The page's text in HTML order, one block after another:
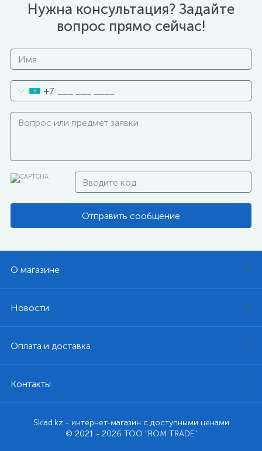
Нужна консультация? Задайте
вопрос прямо сейчас!
+7
Отправить сообщение
О магазине
Новости
Оплата и доставка
Контакты
Sklad.kz - интернет-магазин с доступными ценами
© 2021 - 2026 ТОО "ROM TRADE"